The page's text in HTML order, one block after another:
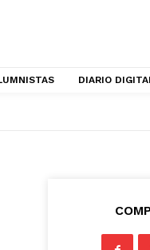
DIARIO